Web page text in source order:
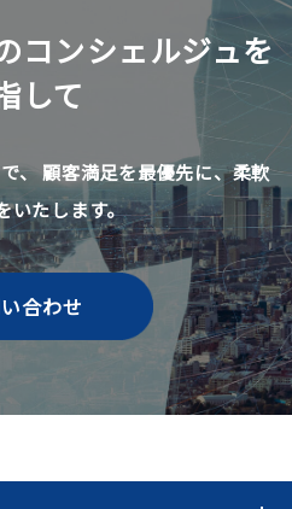
コンシェルジュを
して
、顧客満足を最優先に、柔軟
いたします。
合わせ